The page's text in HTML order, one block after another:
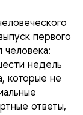
первого
недель
которые не
ответы,